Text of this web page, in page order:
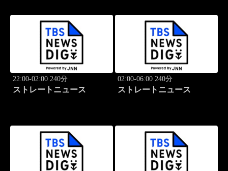
22:00-02:00 240分
ストレートニュース
02:00-06:00 240分
ストレートニュース